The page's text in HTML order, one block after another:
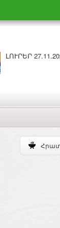
Բարի լույս